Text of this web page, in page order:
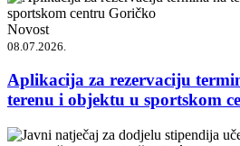
Novost
08.07.2026.
Aplikacija za rezervaciju
terenu i objektu u sportskom